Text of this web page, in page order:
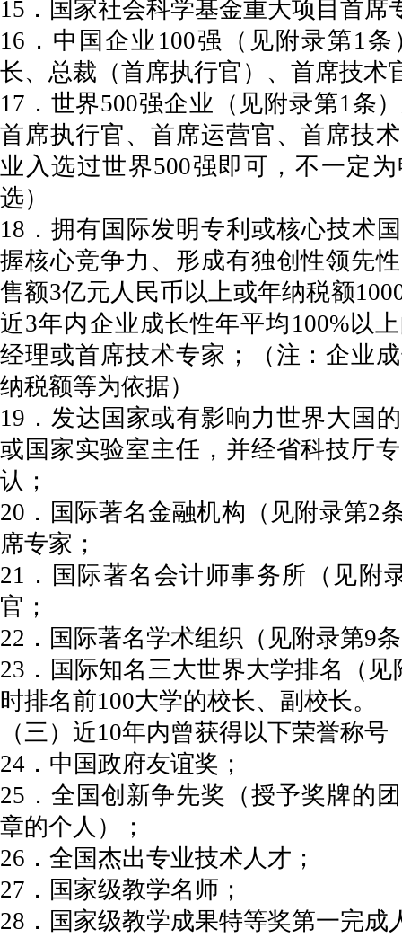
15．国家社会科学基金重大项目首席
16．中国企业100强（见附录第1
长、总裁（首席执行官）、首席技术
17．世界500强企业（见附录第1条
首席执行官、首席运营官、首席技
业入选过世界500强即可，不一定
选）
18．拥有国际发明专利或核心技术
握核心竞争力、形成有独创性领先
售额3亿元人民币以上或年纳税额
近3年内企业成长性年平均100%以
经理或首席技术专家；（注：企业
纳税额等为依据）
19．发达国家或有影响力世界大国
或国家实验室主任，并经省科技厅
认；
20．国际著名金融机构（见附录第2
席专家；
21．国际著名会计师事务所（见附
官；
22．国际著名学术组织（见附录第9
23．国际知名三大世界大学排名（
时排名前100大学的校长、副校长。
（三）近10年内曾获得以下荣誉称号
24．中国政府友谊奖；
25．全国创新争先奖（授予奖牌的
章的个人）；
26．全国杰出专业技术人才；
27．国家级教学名师；
28．国家级教学成果特等奖第一完成